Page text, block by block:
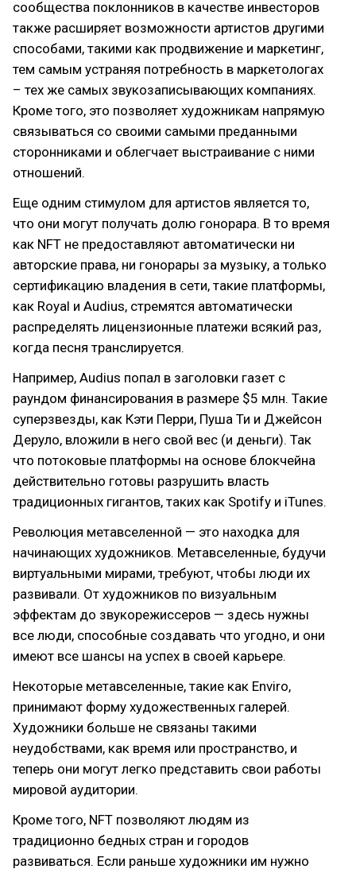
сообщества поклонников в качестве инвесторов
также расширяет возможности артистов другими
способами, такими как продвижение и маркетинг,
тем самым устраняя потребность в маркетологах
– тех же самых звукозаписывающих компаниях.
Кроме того, это позволяет художникам напрямую
связываться со своими самыми преданными
сторонниками и облегчает выстраивание с ними
отношений.
Еще одним стимулом для артистов является то,
что они могут получать долю гонорара. В то время
как NFT не предоставляют автоматически ни
авторские права, ни гонорары за музыку, а только
сертификацию владения в сети, такие платформы,
как Royal и Audius, стремятся автоматически
распределять лицензионные платежи всякий раз,
когда песня транслируется.
Например, Audius попал в заголовки газет с
раундом финансирования в размере $5 млн. Такие
суперзвезды, как Кэти Перри, Пуша Ти и Джейсон
Деруло, вложили в него свой вес (и деньги). Так
что потоковые платформы на основе блокчейна
действительно готовы разрушить власть
традиционных гигантов, таких как Spotify и iTunes.
Революция метавселенной — это находка для
начинающих художников. Метавселенные, будучи
виртуальными мирами, требуют, чтобы люди их
развивали. От художников по визуальным
эффектам до звукорежиссеров — здесь нужны
все люди, способные создавать что угодно, и они
имеют все шансы на успех в своей карьере.
Некоторые метавселенные, такие как Enviro,
принимают форму художественных галерей.
Художники больше не связаны такими
неудобствами, как время или пространство, и
теперь они могут легко представить свои работы
мировой аудитории.
Кроме того, NFT позволяют людям из
традиционно бедных стран и городов
развиваться. Если раньше художники им нужно